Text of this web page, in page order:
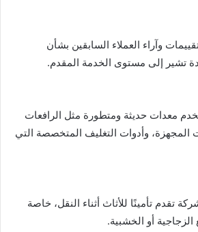
وآراء العملاء السابقين بشأن
تشير إلى مستوى الخدمة المقدم.
معدات حديثة ومتطورة مثل الرافعات
المجهزة، وأدوات التغليف المتخصصة التي
تقدم تأمينًا للأثاث أثناء النقل، خاصة
أو الخشبية.